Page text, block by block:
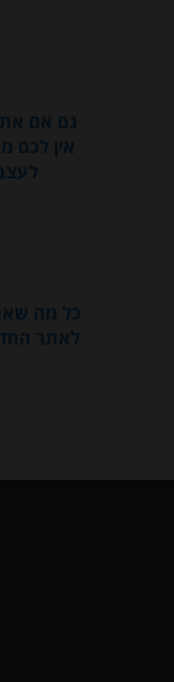
גם אם
אין לכם
כל מה
לאתר